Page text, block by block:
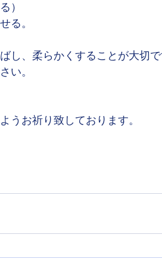
）
る。
し、柔らかくすることが大切
い。
うお祈り致しております。